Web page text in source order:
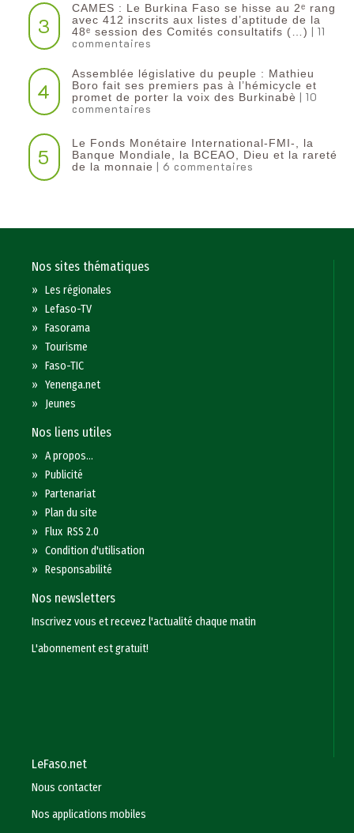
3
CAMES : Le Burkina Faso se hisse au 2ᵉ rang
avec 412 inscrits aux listes d’aptitude de la
48ᵉ session des Comités consultatifs (…) | 11
commentaires
4
Assemblée législative du peuple : Mathieu
Boro fait ses premiers pas à l’hémicycle et
promet de porter la voix des Burkinabè | 10
commentaires
5
Le Fonds Monétaire International-FMI-, la
Banque Mondiale, la BCEAO, Dieu et la rareté
de la monnaie | 6 commentaires
Nos sites thématiques
»Les régionales
»Lefaso-TV
»Fasorama
»Tourisme
»Faso-TIC
»Yenenga.net
» Jeunes
Nos liens utiles
»A propos...
»Publicité
»Partenariat
»Plan du site
»Flux RSS 2.0
»Condition d'utilisation
»Responsabilité
Nos newsletters
Inscrivez vous et recevez l'actualité chaque matin
L'abonnement est gratuit!
LeFaso.net
Nous contacter
Nos applications mobiles